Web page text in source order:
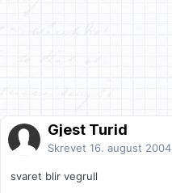
Gjest Turid
Skrevet 16. august 2004
svaret blir vegrull